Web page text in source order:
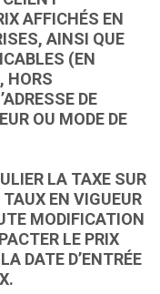
AFFICHÉS EN
AINSI QUE
(EN
HORS
DE
OU MODE DE
LA TAXE SUR
EN VIGUEUR
MODIFICATION
LE PRIX
DATE D’ENTRÉE